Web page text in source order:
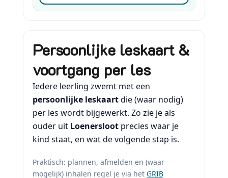
Persoonlijke leskaart &
voortgang per les
Iedere leerling zwemt met een
persoonlijke leskaartdie (waar nodig)
per les wordt bijgewerkt. Zo zie je als
ouder uit Loenersloot precies waar je
kind staat, en wat de volgende stap is.
Praktisch: plannen, afmelden en (waar
mogelijk) inhalen regel je via het GRIB